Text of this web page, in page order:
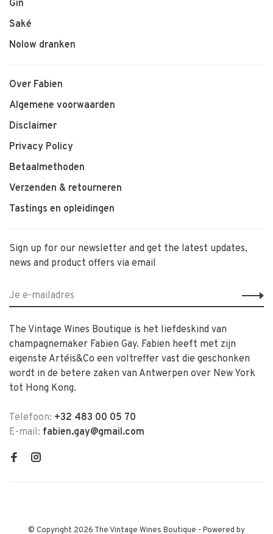
Gin
Saké
Nolow dranken
Over Fabien
Algemene voorwaarden
Disclaimer
Privacy Policy
Betaalmethoden
Verzenden & retourneren
Tastings en opleidingen
Sign up for our newsletter and get the latest updates,
news and product offers via email
The Vintage Wines Boutique is het liefdeskind van
champagnemaker Fabien Gay. Fabien heeft met zijn
eigenste Artéis&Co een voltreffer vast die geschonken
wordt in de betere zaken van Antwerpen over New York
tot Hong Kong.
Telefoon: +32 483 00 05 70
E-mail: fabien.gay@gmail.com
© Copyright 2026 The Vintage Wines Boutique - Powered by